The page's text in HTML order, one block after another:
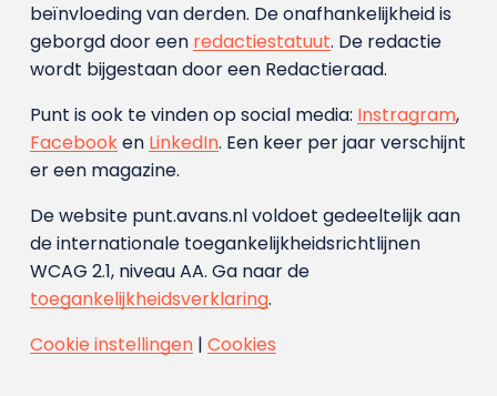
beïnvloeding van derden. De onafhankelijkheid is
geborgd door een redactiestatuut. De redactie
wordt bijgestaan door een Redactieraad.
Punt is ook te vinden op social media: Instragram,
Facebooken LinkedIn. Een keer per jaar verschijnt
er een magazine.
De website punt.avans.nl voldoet gedeeltelijk aan
de internationale toegankelijkheidsrichtlijnen
WCAG 2.1, niveau AA. Ga naar de
toegankelijkheidsverklaring.
Cookie instellingen| Cookies